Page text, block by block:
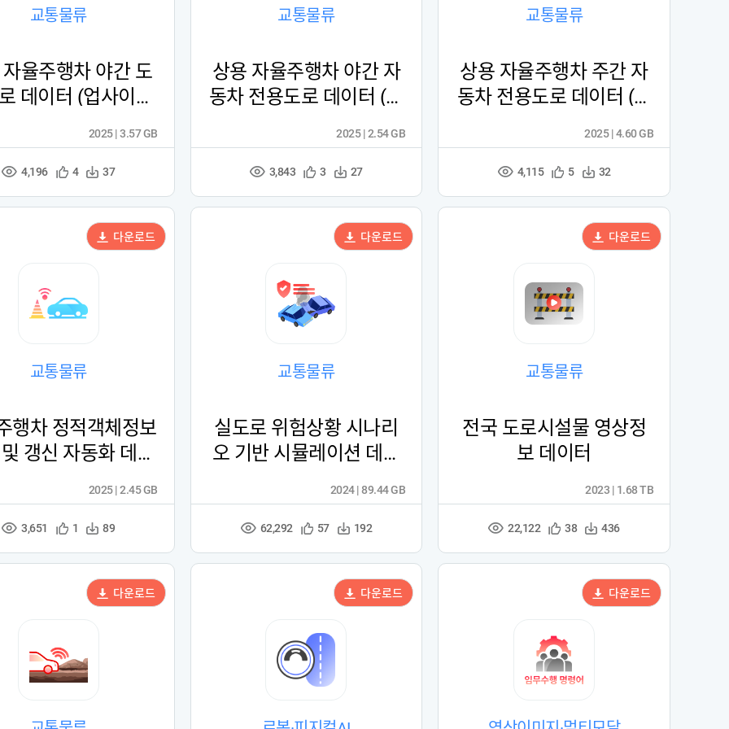
교통물류
율주행차 야간 도
데이터 (업사이클
조
수
4,196
관
등
록
4
다
수
37
2025 | 3.57 GB
교통물류
상용 자율주행차 야간 자
동차 전용도로 데이터 (업
조
수
3,843
관
등
록
3
다
수
27
2025 | 2.54 GB
교통물류
상용 자율주행차 주간 자
동차 전용도로 데이터 (업
조
수
4,115
관
등
록
5
다
수
32
2025 | 4.60 GB
교통물류
행차 정적객체정보
갱신 자동화 데이
조
수
3,651
관
등
록
1
다
수
89
2025 | 2.45 GB
다운로드
교통물류
실도로 위험상황 시나리
오 기반 시뮬레이션 데이
조
수
62,292
관
등
록
57
다
수
192
2024 | 89.44 GB
다운로드
교통물류
전국 도로시설물 영상정
보 데이터
조
수
22,122
관
등
록
38
다
수
436
2023 | 1.68 TB
다운로드
다운로드 다운로드 다운로드